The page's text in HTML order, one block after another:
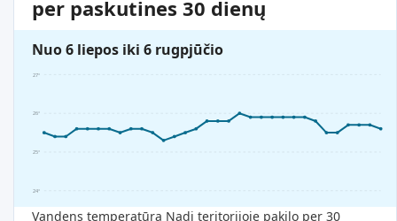
per paskutines 30 dienų
Nuo 6 liepos iki 6 rugpjūčio
24°
25°
26°
27°
Vandens temperatūra Nadi teritorijoje pakilo per 30